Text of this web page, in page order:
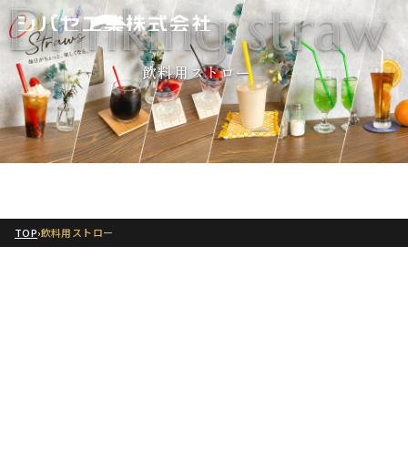
Drinking straw
飲料用ストロー
TOP›飲料用ストロー